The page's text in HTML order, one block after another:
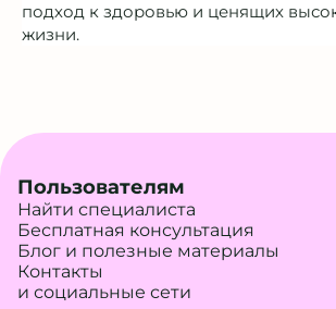
подход к здоровью и ценящих
жизни.
Пользователям
Найти специалиста
Бесплатная консультация
Блог и полезные материалы
Контакты
и социальные сети